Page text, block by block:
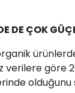
DE ÇOK
verilere göre